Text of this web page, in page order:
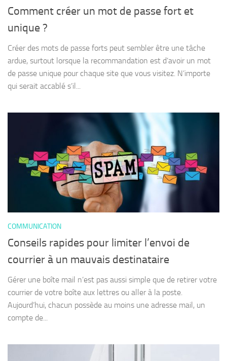
Comment créer un mot de passe fort et
unique ?
Créer des mots de passe forts peut sembler être une tâche
ardue, surtout lorsque la recommandation est d’avoir un mot
de passe unique pour chaque site que vous visitez. N’importe
qui serait accablé s’il...
COMMUNICATION
Conseils rapides pour limiter l’envoi de
courrier à un mauvais destinataire
Gérer une boîte mail n’est pas aussi simple que de retirer votre
courrier de votre boîte aux lettres ou aller à la poste.
Aujourd’hui, chacun possède au moins une adresse mail, un
compte de...